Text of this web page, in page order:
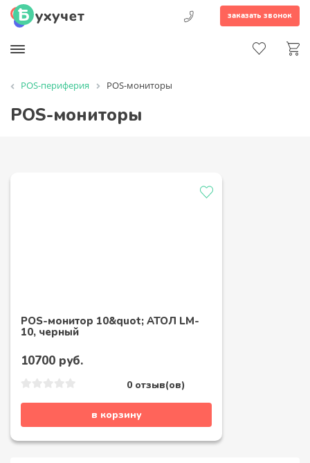
заказать звонок
POS-периферия POS-мониторы
POS-мониторы
POS-монитор 10&quot; АТОЛ LM-
10, черный
10700 руб.
0 отзыв(ов)
в корзину